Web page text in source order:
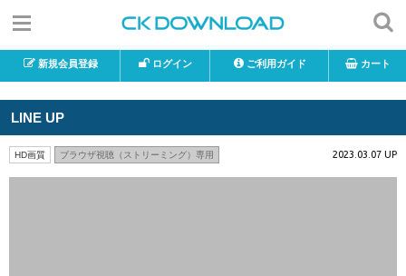
新規会員登録 ログイン ご利用ガイド カート
LINE UP
HD画質 ブラウザ視聴（ストリーミング）専用 2023.03.07 UP